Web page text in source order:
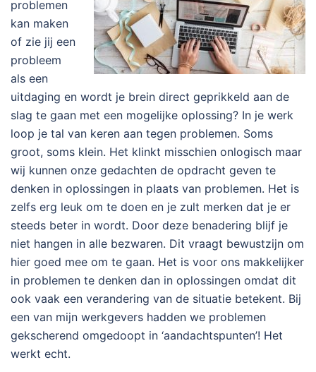
problemen
kan maken
of zie jij een
probleem
als een
uitdaging en wordt je brein direct geprikkeld aan de
slag te gaan met een mogelijke oplossing? In je werk
loop je tal van keren aan tegen problemen. Soms
groot, soms klein. Het klinkt misschien onlogisch maar
wij kunnen onze gedachten de opdracht geven te
denken in oplossingen in plaats van problemen. Het is
zelfs erg leuk om te doen en je zult merken dat je er
steeds beter in wordt. Door deze benadering blijf je
niet hangen in alle bezwaren. Dit vraagt bewustzijn om
hier goed mee om te gaan. Het is voor ons makkelijker
in problemen te denken dan in oplossingen omdat dit
ook vaak een verandering van de situatie betekent. Bij
een van mijn werkgevers hadden we problemen
gekscherend omgedoopt in ‘aandachtspunten’! Het
werkt echt.